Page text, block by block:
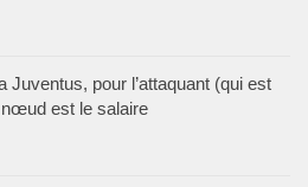
Juventus, pour l’attaquant (qui est
est le salaire